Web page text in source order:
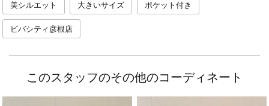
美シルエット 大きいサイズ ポケット付き
ビバシティ彦根店
このスタッフのその他のコーディネート